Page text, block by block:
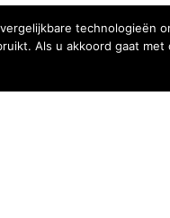
Als u akkoord gaat